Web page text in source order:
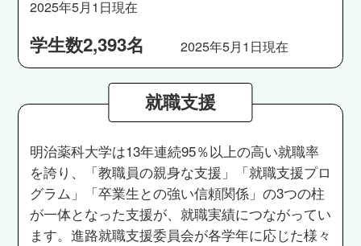
2025年5月1日現在
学生数2,393名 2025年5月1日現在
就職支援
明治薬科大学は13年連続95％以上の高い就職率
を誇り、「教職員の親身な支援」「就職支援プロ
グラム」「卒業生との強い信頼関係」の3つの柱
が一体となった支援が、就職実績につながってい
ます。進路就職支援委員会が各学年に応じた様々